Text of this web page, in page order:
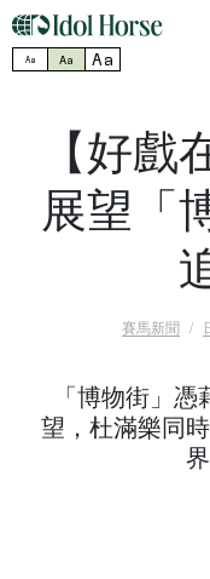
Aa Aa Aa
【好
展望「
賽馬新聞
「博物街」
望，杜滿樂同